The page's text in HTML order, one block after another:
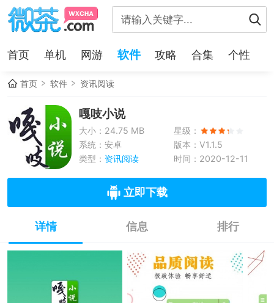
首页 单机 网游 软件 攻略 合集 个性
首页 软件 资讯阅读
嘎吱小说
大小：24.75 MB
星级：
系统：安卓
版本：V1.1.5
类型： 资讯阅读 时间：2020-12-11
立即下载
详情 信息 排行